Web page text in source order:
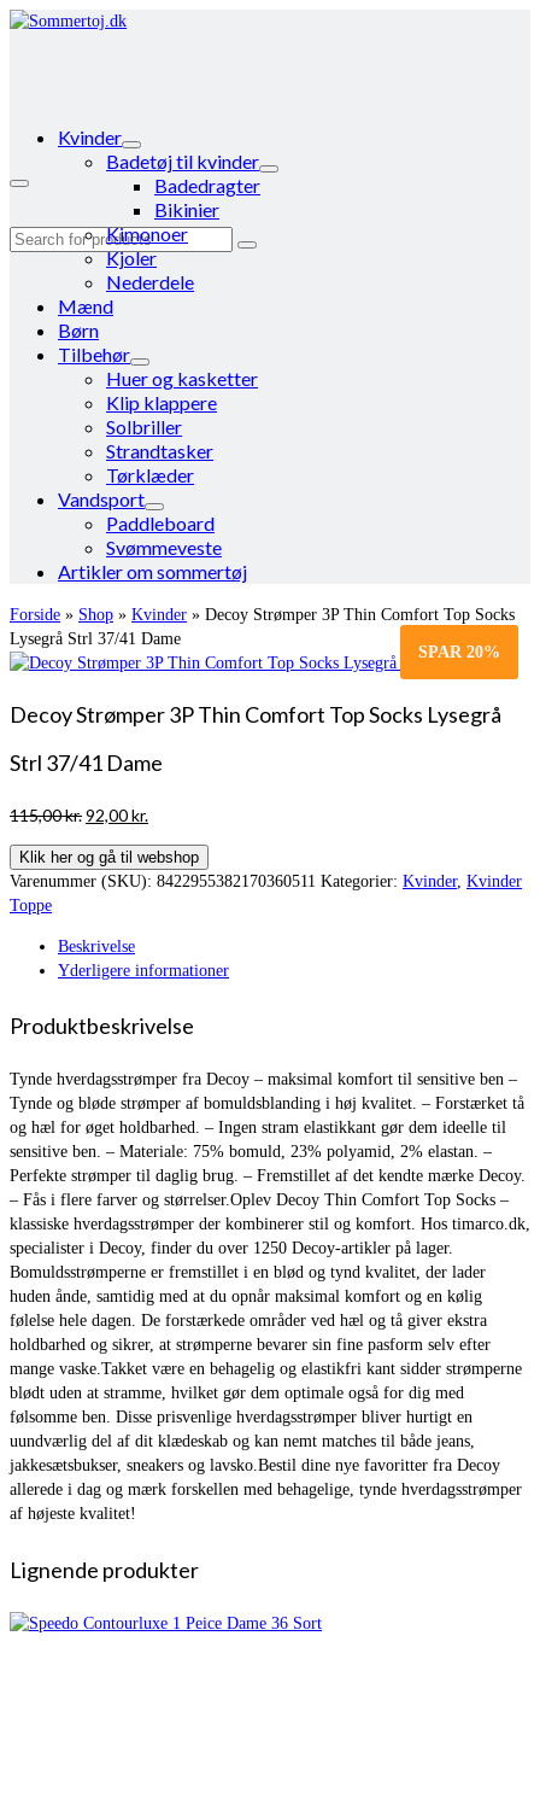
Search
Kvinder
Badetøj til kvinder
Badedragter
Bikinier
Kimonoer
Kjoler
Nederdele
Mænd
Børn
Tilbehør
Huer og kasketter
Klip klappere
Solbriller
Strandtasker
Tørklæder
Vandsport
Paddleboard
Svømmeveste
Artikler om sommertøj
Forside » Shop » Kvinder » Decoy Strømper 3P Thin Comfort Top Socks
Lysegrå Strl 37/41 Dame
SPAR 20%
Decoy Strømper 3P Thin Comfort Top Socks Lysegrå
Strl 37/41 Dame
115,00kr.Den
pris
var:
92,00kr.
pris
er:
Klik her og gå til webshop
Varenummer (SKU): 8422955382170360511 Kategorier: Kvinder, Kvinder
Toppe
Beskrivelse
Yderligere informationer
Produktbeskrivelse
Tynde hverdagsstrømper fra Decoy – maksimal komfort til sensitive ben –
Tynde og bløde strømper af bomuldsblanding i høj kvalitet. – Forstærket tå
og hæl for øget holdbarhed. – Ingen stram elastikkant gør dem ideelle til
sensitive ben. – Materiale: 75% bomuld, 23% polyamid, 2% elastan. –
Perfekte strømper til daglig brug. – Fremstillet af det kendte mærke Decoy.
– Fås i flere farver og størrelser.Oplev Decoy Thin Comfort Top Socks –
klassiske hverdagsstrømper der kombinerer stil og komfort. Hos timarco.dk,
specialister i Decoy, finder du over 1250 Decoy-artikler på lager.
Bomuldsstrømperne er fremstillet i en blød og tynd kvalitet, der lader
huden ånde, samtidig med at du opnår maksimal komfort og en kølig
følelse hele dagen. De forstærkede områder ved hæl og tå giver ekstra
holdbarhed og sikrer, at strømperne bevarer sin fine pasform selv efter
mange vaske.Takket være en behagelig og elastikfri kant sidder strømperne
blødt uden at stramme, hvilket gør dem optimale også for dig med
følsomme ben. Disse prisvenlige hverdagsstrømper bliver hurtigt en
uundværlig del af dit klædeskab og kan nemt matches til både jeans,
jakkesætsbukser, sneakers og lavsko.Bestil dine nye favoritter fra Decoy
allerede i dag og mærk forskellen med behagelige, tynde hverdagsstrømper
af højeste kvalitet!
Lignende produkter